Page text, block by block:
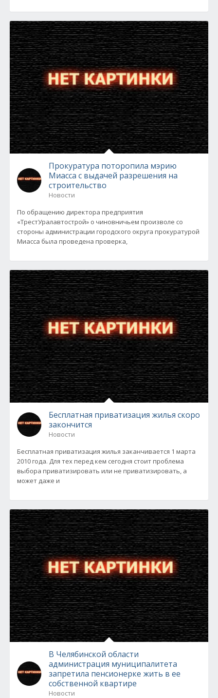
Прокуратура поторопила мэрию
Миасса с выдачей разрешения на
строительство
Новости
По обращению директора предприятия
«ТрестУралавтострой» о чиновничьем произволе со
стороны администрации городского округа прокуратурой
Миасса была проведена проверка,
Бесплатная приватизация жилья скоро
закончится
Новости
Бесплатная приватизация жилья заканчивается 1 марта
2010 года. Для тех перед кем сегодня стоит проблема
выбора приватизировать или не приватизировать, а
может даже и
В Челябинской области
администрация муниципалитета
запретила пенсионерке жить в ее
собственной квартире
Новости